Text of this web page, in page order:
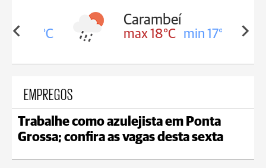
18°C
Carambeí
max 18°C min 17°C
EMPREGOS
Trabalhe como azulejista em Ponta
Grossa; confira as vagas desta sexta